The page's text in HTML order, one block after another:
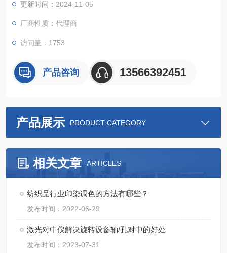
更新时间：2024-11-05
厂商性质：代理商
访问量：1753
产品咨询 13566392451
产品展示 PRODUCT CATEGORY
相关文章 ARTICLES
纺织品行业印染调色的方法有哪些？
发布时间：2022-06-29
激光对中仪解决旋转设备轴/孔对中的好处
发布时间：2023-07-31